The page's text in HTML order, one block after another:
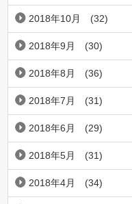
2018年10月 (32)
2018年9月 (30)
2018年8月 (36)
2018年7月 (31)
2018年6月 (29)
2018年5月 (31)
2018年4月 (34)